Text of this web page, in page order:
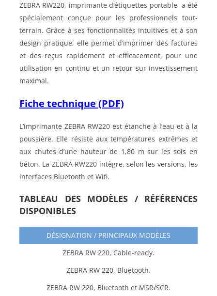
ZEBRA RW220, imprimante d’étiquettes portable a été
spécialement conçue pour les professionnels tout-
terrain. Grâce à ses fonctionnalités intuitives et à son
design pratique, elle permet d‘imprimer des factures
et des reçus rapidement et efficacement, pour une
utilisation en continu et un retour sur investissement
maximal.
Fiche technique (PDF)
L’imprimante ZEBRA RW220 est étanche à l’eau et à la
poussière. Elle résiste aux températures extrêmes et
aux chutes d’une hauteur de 1,80 m sur les sols en
béton. La ZEBRA RW220 intègre, selon les versions, les
interfaces Bluetooth et Wifi.
TABLEAU DES MODÈLES / RÉFÉRENCES
DISPONIBLES
DÉSIGNATION / PRINCIPAUX MODÈLES
ZEBRA RW 220, Cable-ready.
ZEBRA RW 220, Bluetooth.
ZEBRA RW 220, Bluetooth et MSR/SCR.